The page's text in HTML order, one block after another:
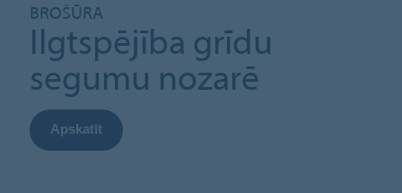
BROŠŪRA
Ilgtspējība grīdu
segumu nozarē
Apskatīt